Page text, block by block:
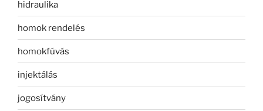
hidraulika
homok rendelés
homokfúvás
injektálás
jogosítvány